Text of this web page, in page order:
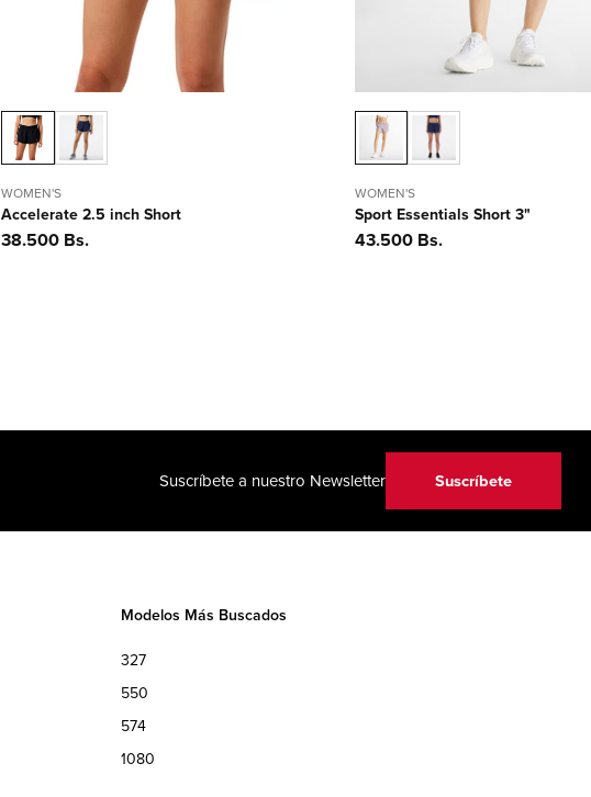
WOMEN'S
Accelerate 2.5 inch Short
Precio
38.500 Bs.
WOMEN'S
Sport Essentials Short 3"
Precio
43.500 Bs.
Suscríbete a nuestro Newsletter Suscríbete
Modelos Más Buscados
327
550
574
1080